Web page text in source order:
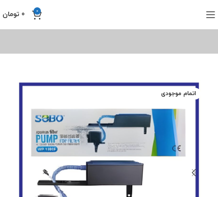
0
0 تومان
اتمام موجودی